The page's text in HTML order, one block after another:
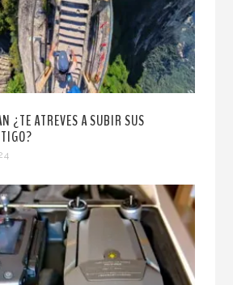
¿TE ATREVES A SUBIR SUS